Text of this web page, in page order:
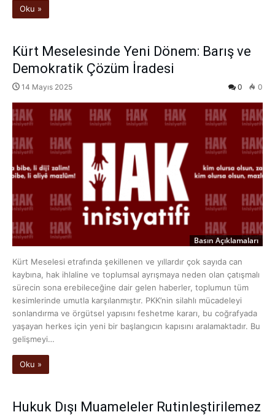
Oku »
Kürt Meselesinde Yeni Dönem: Barış ve
Demokratik Çözüm İradesi
14 Mayıs 2025 0 0
Basın Açıklamaları
Kürt Meselesi etrafında şekillenen ve yıllardır çok sayıda can
kaybına, hak ihlaline ve toplumsal ayrışmaya neden olan çatışmalı
sürecin sona erebileceğine dair gelen haberler, toplumun tüm
kesimlerinde umutla karşılanmıştır. PKK’nin silahlı mücadeleyi
sonlandırma ve örgütsel yapısını feshetme kararı, bu coğrafyada
yaşayan herkes için yeni bir başlangıcın kapısını aralamaktadır. Bu
gelişmeyi…
Oku »
Hukuk Dışı Muameleler Rutinleştirilemez